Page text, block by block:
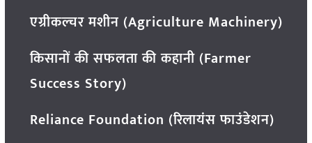
एग्रीकल्चर मशीन (Agriculture Machinery)
किसानों की सफलता की कहानी (Farmer
Success Story)
Reliance Foundation (रिलायंस फाउंडेशन)